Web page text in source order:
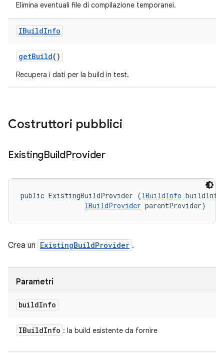
Elimina eventuali file di compilazione temporanei.
IBuildInfo
getBuild()
Recupera i dati per la build in test.
Costruttori pubblici
ExistingBuildProvider
public ExistingBuildProvider (IBuildInfo
IBuildProvider parentProvider)
Crea un ExistingBuildProvider .
Parametri
buildInfo
IBuildInfo : la build esistente da fornire